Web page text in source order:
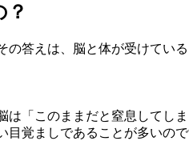
答えは、脳と体が受けている
「このままだと窒息してし
覚ましであることが多いの